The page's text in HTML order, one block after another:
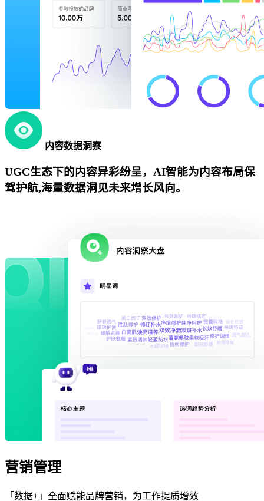
内容数据洞察
UGC生态下的内容异彩纷呈，AI智能为内容布局保
驾护航,海量数据洞见未来增长风向。
营销管理
「数据+」全面赋能品牌营销，为工作提质增效